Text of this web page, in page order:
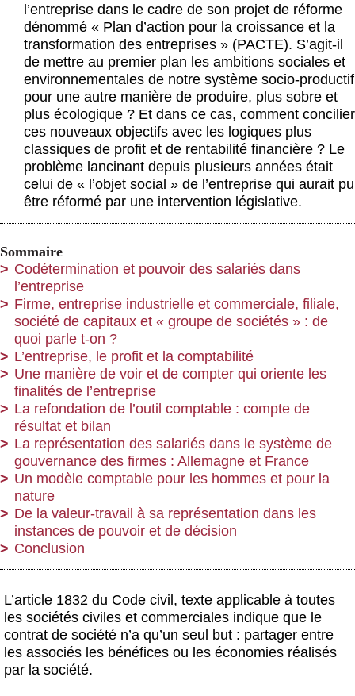
Boutique
l’entreprise dans le cadre de son projet de réforme
dénommé « Plan d’action pour la croissance et la
transformation des entreprises » (PACTE). S’agit-il
de mettre au premier plan les ambitions sociales et
environnementales de notre système socio-productif
pour une autre manière de produire, plus sobre et
plus écologique ? Et dans ce cas, comment concilier
ces nouveaux objectifs avec les logiques plus
classiques de profit et de rentabilité financière ? Le
problème lancinant depuis plusieurs années était
celui de « l’objet social » de l’entreprise qui aurait pu
être réformé par une intervention législative.
Sommaire
Codétermination et pouvoir des salariés dans
l’entreprise
Firme, entreprise industrielle et commerciale, filiale,
société de capitaux et « groupe de sociétés » : de
quoi parle t-on ?
L’entreprise, le profit et la comptabilité
Une manière de voir et de compter qui oriente les
finalités de l’entreprise
La refondation de l’outil comptable : compte de
résultat et bilan
La représentation des salariés dans le système de
gouvernance des firmes : Allemagne et France
Un modèle comptable pour les hommes et pour la
nature
De la valeur-travail à sa représentation dans les
instances de pouvoir et de décision
Conclusion
L’article 1832 du Code civil, texte applicable à toutes
les sociétés civiles et commerciales indique que le
contrat de société n’a qu’un seul but : partager entre
les associés les bénéfices ou les économies réalisés
par la société.